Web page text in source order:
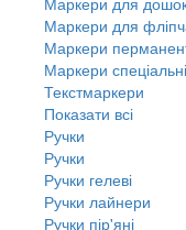
Маркери для
Маркери
Маркери спеціальні
Текстмаркери
Показати всі
Ручки
Ручки
Ручки гелеві
Ручки лайнери
Ручки пір'яні